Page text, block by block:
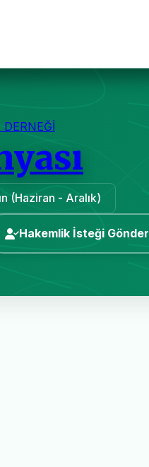
DERNEĞİ
(Haziran - Aralık)
Hakemlik İsteği Gönder